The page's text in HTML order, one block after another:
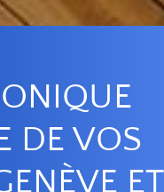
DE VOS
ET